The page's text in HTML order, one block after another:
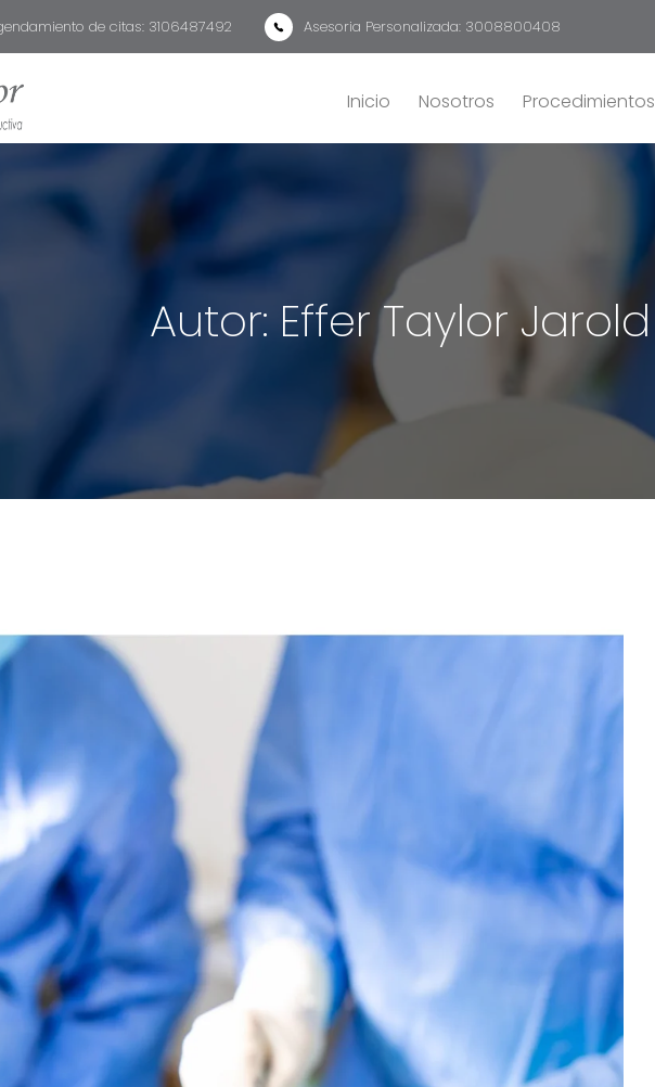
de citas: 3106487492 Asesoria Personalizada: 3008800408
Inicio Nosotros Procedimientos
Autor: Effer Taylor Jarold